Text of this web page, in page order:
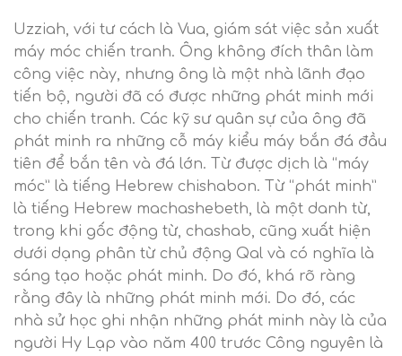
Uzziah, với tư cách là Vua, giám sát việc sản xuất
máy móc chiến tranh. Ông không đích thân làm
công việc này, nhưng ông là một nhà lãnh đạo
tiến bộ, người đã có được những phát minh mới
cho chiến tranh. Các kỹ sư quân sự của ông đã
phát minh ra những cỗ máy kiểu máy bắn đá đầu
tiên để bắn tên và đá lớn. Từ được dịch là “máy
móc” là tiếng Hebrew chishabon. Từ “phát minh”
là tiếng Hebrew machashebeth, là một danh từ,
trong khi gốc động từ, chashab, cũng xuất hiện
dưới dạng phân từ chủ động Qal và có nghĩa là
sáng tạo hoặc phát minh. Do đó, khá rõ ràng
rằng đây là những phát minh mới. Do đó, các
nhà sử học ghi nhận những phát minh này là của
người Hy Lạp vào năm 400 trước Công nguyên là